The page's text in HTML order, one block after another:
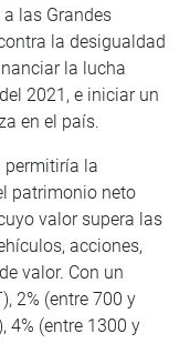
las Grandes
la desigualdad
la lucha
2021, e iniciar un
en el país.
permitiría la
patrimonio neto
valor supera las
acciones,
valor. Con un
2% (entre 700 y
4% (entre 1300 y